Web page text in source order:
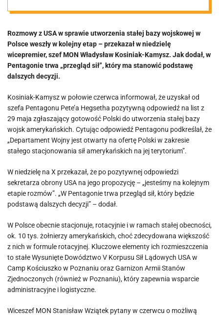
Kamysz
przekazał nowe
informacje
Rozmowy z USA w sprawie utworzenia stałej bazy wojskowej w
Polsce weszły w kolejny etap – przekazał w niedzielę
wicepremier, szef MON Władysław Kosiniak-Kamysz. Jak dodał, w
Pentagonie trwa „przegląd sił”, który ma stanowić podstawę
dalszych decyzji.
Kosiniak-Kamysz w połowie czerwca informował, że uzyskał od
szefa Pentagonu Pete’a Hegsetha pozytywną odpowiedź na list z
29 maja zgłaszający gotowość Polski do utworzenia stałej bazy
wojsk amerykańskich. Cytując odpowiedź Pentagonu podkreślał, że
„Departament Wojny jest otwarty na ofertę Polski w zakresie
stałego stacjonowania sił amerykańskich na jej terytorium”.
W niedzielę na X przekazał, że po pozytywnej odpowiedzi
sekretarza obrony USA na jego propozycję – „jesteśmy na kolejnym
etapie rozmów”. „W Pentagonie trwa przegląd sił, który będzie
podstawą dalszych decyzji” – dodał.
W Polsce obecnie stacjonuje, rotacyjnie i w ramach stałej obecności,
ok. 10 tys. żołnierzy amerykańskich, choć zdecydowana większość
z nich w formule rotacyjnej. Kluczowe elementy ich rozmieszczenia
to stałe Wysunięte Dowództwo V Korpusu Sił Lądowych USA w
Camp Kościuszko w Poznaniu oraz Garnizon Armii Stanów
Zjednoczonych (również w Poznaniu), który zapewnia wsparcie
administracyjne i logistyczne.
Wiceszef MON Stanisław Wziątek pytany w czerwcu o możliwą